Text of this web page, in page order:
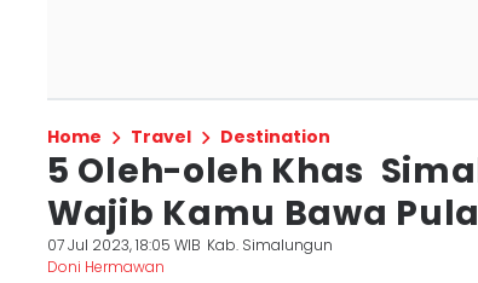
Home Travel Destination
5 Oleh-oleh Khas
Wajib Kamu Bawa
07 Jul 2023, 18:05 WIB Kab. Simalungun
Doni Hermawan